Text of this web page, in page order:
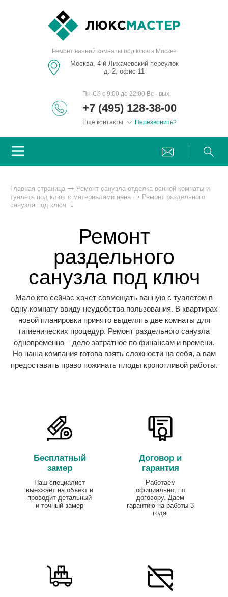
Ремонт ванной комнаты под ключ в Москве
Москва, 4-й Лихачевский переулок
д. 2, офис 11
Пн-Сб с 9:00 до 22:00 Вс - вых.
+7 (495) 128-38-00
Перезвонить?
Еще контакты
Главная страница
Ремонт санузла-отделка ванной комнаты и
туалета под ключ с материалами цена
Ремонт раздельного
санузла под ключ
Ремонт
раздельного
санузла под ключ
Мало кто сейчас хочет совмещать ванную с туалетом в
одну комнату ввиду неудобства пользования. В квартирах
новой планировки принято выделять две комнаты для
гигиенических процедур. Ремонт раздельного санузла
одновременно – дело затратное по финансам и времени.
Но наша компания готова взять сложности на себя, а вам
предоставить право пожинать плоды кропотливой работы.
Бесплатный
замер
Наш специалист
выезжает на объект и
проводит детальный
и точный замер
Договор и
гарантия
Работаем
официально, по
договору. Даем
гарантию на работы 3
года.